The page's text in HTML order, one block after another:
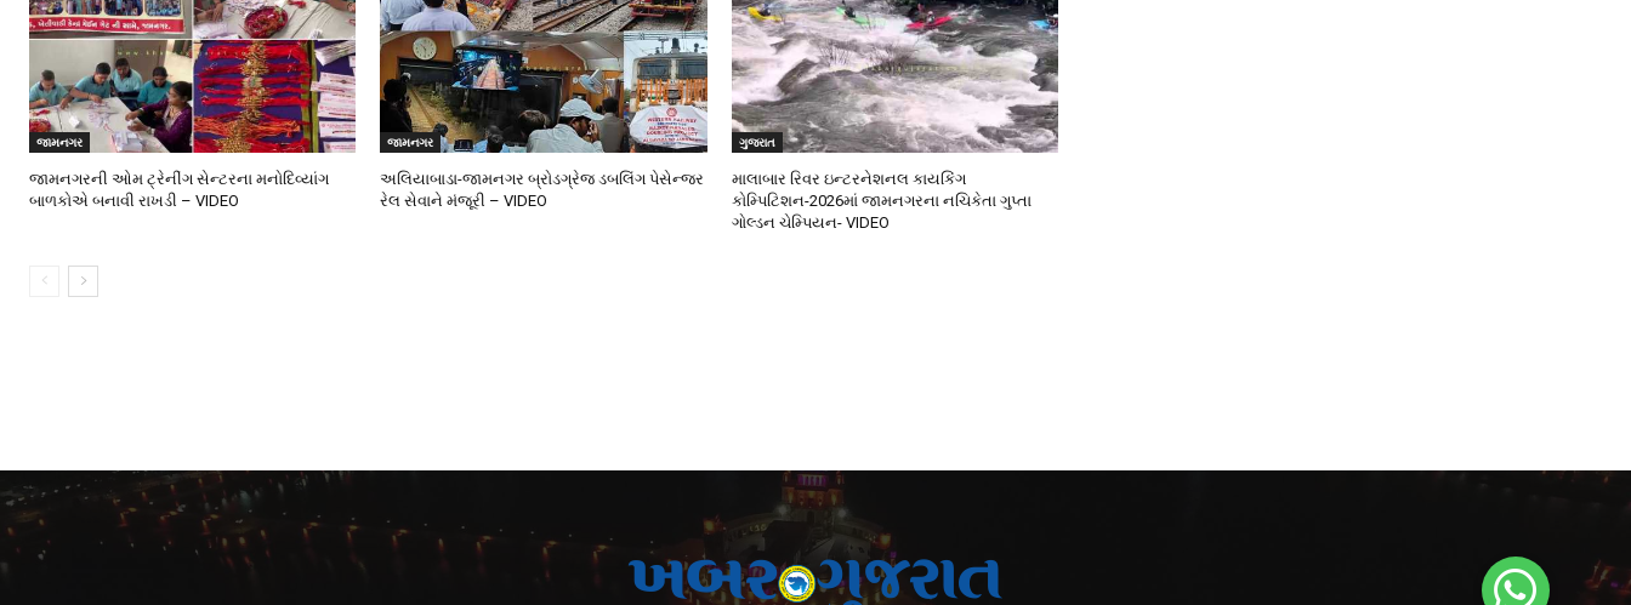
જામનગર
જામનગરની ઓમ ટ્રેનીંગ સેન્ટરના મનોદિવ્યાંગ
બાળકોએ બનાવી રાખડી – VIDEO
જામનગર
અલિયાબાડા-જામનગર બ્રોડગ્રેજ ડબલિંગ પેસેન્જર
રેલ સેવાને મંજૂરી – VIDEO
ગુજરાત
માલાબાર રિવર ઇન્ટરનેશનલ કાયકિંગ
કોમ્પિટિશન-2026માં જામનગરના નચિકેતા ગુપ્તા
ગોલ્ડન ચેમ્પિયન- VIDEO